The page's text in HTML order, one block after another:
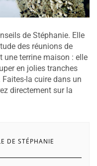
de Stéphanie. Elle
des réunions de
une terrine maison : elle
en jolies tranches
la cuire dans un
directement sur la
DE STÉPHANIE